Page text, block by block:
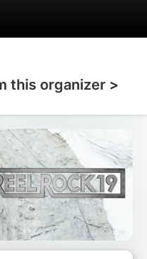
this organizer >